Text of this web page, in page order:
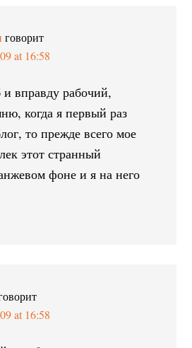
говорит
at 16:58
и вправду рабочий,
когда я первый раз
то прежде всего мое
этот странный
фоне и я на него
at 16:58